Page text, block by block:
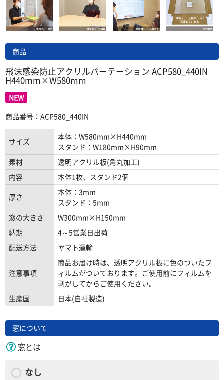
商品
飛沫感染防止アクリルパーテーション ACP580_440IN
H440mm×W580mm
NEW
商品番号：ACP580_440IN
サイズ
本体：W580mm×H440mm
スタンド：W180mm×H90mm
素材
透明アクリル板(角丸加工)
内容
本体1枚、スタンド2個
厚さ
本体：3mm
スタンド：5mm
窓の大きさ
W300mm×H150mm
納期
4～5営業日出荷
配送方法
ヤマト運輸
注意事項
商品お届け時は、透明アクリル板に色のついたフ
ィルムがついております。ご使用前にフィルムを
剥がしてからご使用ください。
生産国
日本(自社製造)
窓について
窓とは
なし